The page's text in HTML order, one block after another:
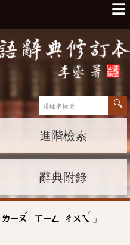
☰
進階檢索
辭典附錄
ㄌㄧㄡ
ˊ
ㄒㄧㄥ ㄔㄨㄟ
ˊ
」